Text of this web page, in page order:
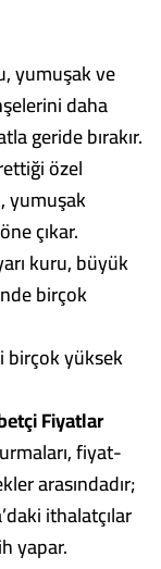
yumuşak ve
daha
geride bırakır.
özel
yumuşak
çıkar.
kuru, büyük
birçok
birçok yüksek
Fiyatlar
fiyat-
arasındadır;
ithalatçılar
yapar.